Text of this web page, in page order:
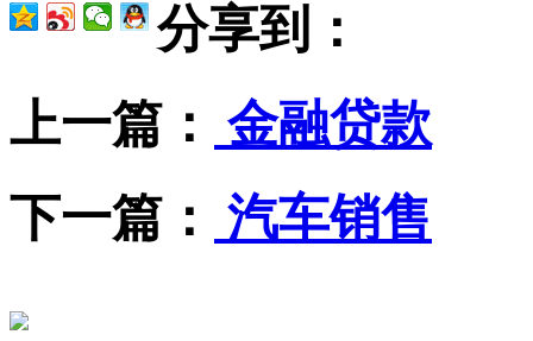
分享到：
上一篇： 金融贷款
下一篇： 汽车销售